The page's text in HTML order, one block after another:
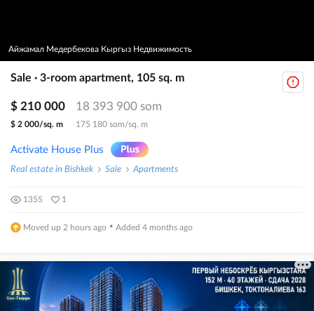
Айжамал Медербекова Кыргыз Недвижимость
Sale · 3-room apartment, 105 sq. m
$ 210 000 18 393 900 som
$ 2 000/sq. m 175 180 som/sq. m
Activate House Plus
Real estate in Bishkek Sale Apartments
1355 1
Moved up 2 hours ago · Added 4 months ago